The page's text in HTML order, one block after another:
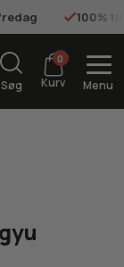
100%
Søg
0
Kurv Menu